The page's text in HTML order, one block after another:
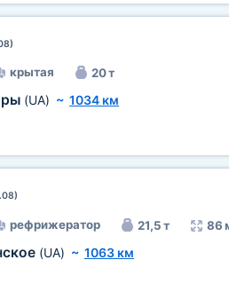
крытая 20 т
(UA) ~ 1034 км
рефрижератор 21,5 т 86
(UA) ~ 1063 км